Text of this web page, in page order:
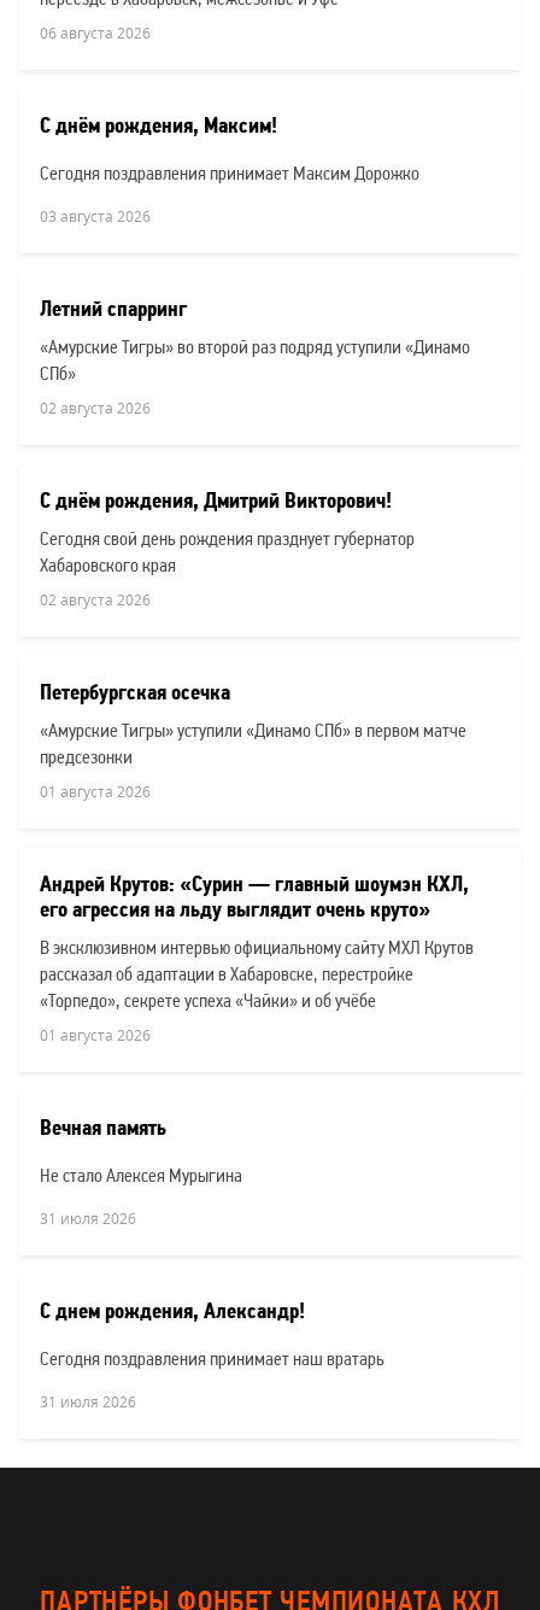
06 августа 2026
С днём рождения, Максим!
Сегодня поздравления принимает Максим Дорожко
03 августа 2026
Летний спарринг
«Амурские Тигры» во второй раз подряд уступили «Динамо
СПб»
02 августа 2026
С днём рождения, Дмитрий Викторович!
Сегодня свой день рождения празднует губернатор
Хабаровского края
02 августа 2026
Петербургская осечка
«Амурские Тигры» уступили «Динамо СПб» в первом матче
предсезонки
01 августа 2026
Андрей Крутов: «Сурин — главный шоумэн КХЛ,
его агрессия на льду выглядит очень круто»
В эксклюзивном интервью официальному сайту МХЛ Крутов
рассказал об адаптации в Хабаровске, перестройке
«Торпедо», секрете успеха «Чайки» и об учёбе
01 августа 2026
Вечная память
Не стало Алексея Мурыгина
31 июля 2026
С днем рождения, Александр!
Сегодня поздравления принимает наш вратарь
31 июля 2026